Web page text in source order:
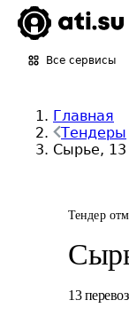
Все сервисы
Главная
Тендеры
Сырье, 13
Тендер
13